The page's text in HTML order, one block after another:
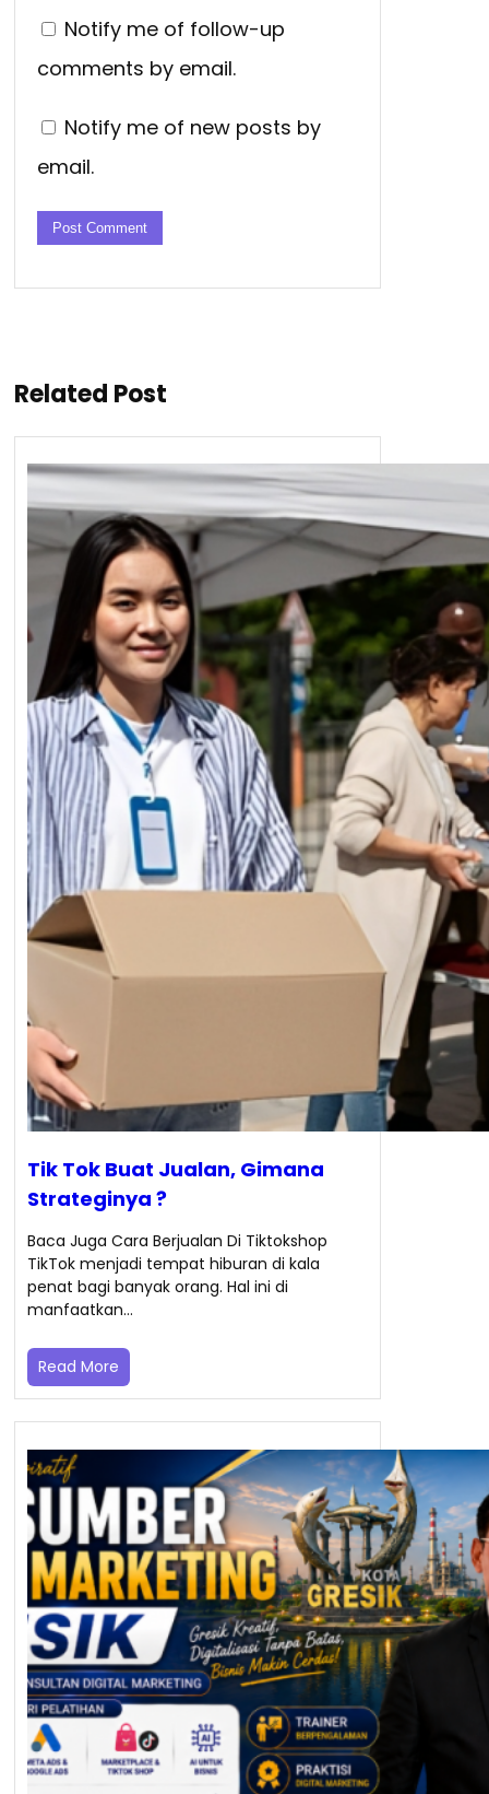
Notify me of follow-up
comments by email.
Notify me of new posts by
email.
Related Post
Tik Tok Buat Jualan, Gimana
Strateginya ?
Baca Juga Cara Berjualan Di Tiktokshop
TikTok menjadi tempat hiburan di kala
penat bagi banyak orang. Hal ini di
manfaatkan…
Read More